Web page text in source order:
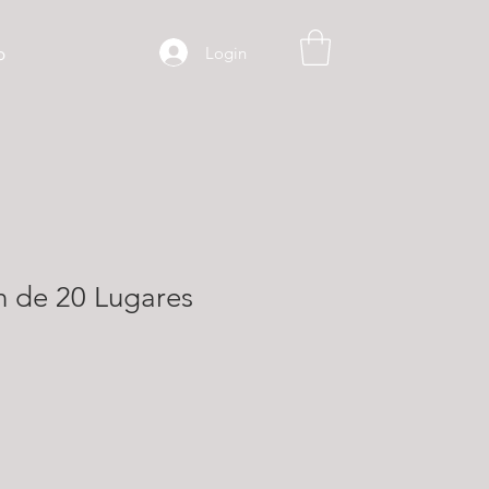
Login
de 20 Lugares